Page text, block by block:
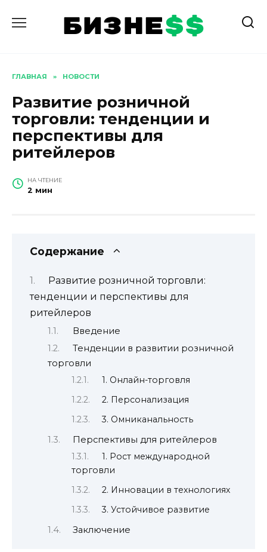
содержанию
ГЛАВНАЯ » НОВОСТИ
Развитие розничной
торговли: тенденции и
перспективы для
ритейлеров
НА ЧТЕНИЕ
2 мин
Содержание
Развитие розничной торговли:
тенденции и перспективы для
ритейлеров
Введение
Тенденции в развитии розничной
торговли
1. Онлайн-торговля
2. Персонализация
3. Омниканальность
Перспективы для ритейлеров
1. Рост международной
торговли
2. Инновации в технологиях
3. Устойчивое развитие
Заключение